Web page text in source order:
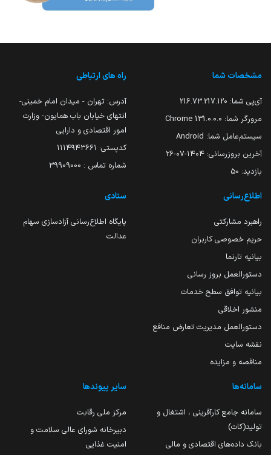
مشخصات شما
آی‌پی شما: 216.73.217.120
مرورگر شما: 131.0.0.0 Chrome
سیستم‌عامل شما: Android
آخرین بروزرسانی: ۱۴۰۴-۰۷-۲۶
بازدید: 50
راه های ارتباطی
آدرس: تهران - میدان امام خمینی-
انتهای خیابان باب همایون- وزارت
امور اقتصادی و دارایی
کدپستی: ۱۱۱۴۹۴۳۶۶۱
شماره تماس : 39909000
اطلاع‌رسانی
راهبرد مشارکتی
حریم خصوصی کاربران
بیانیه تارنما
دستورالعمل بروز رسانی
بیانیه توافق سطح خدمات
منشور اخلاقی
دستورالعمل مدیریت تعارض منافع
نقشه سایت
مناقصه و مزایده
ستادی
پایگاه اطلاع‌رسانی آزادسازی سهام
عدالت
سامانه‌ها
سامانه جامع کارآفرینی ، اشتغال و
تولید(کات)
بانک داده‌های اقتصادی و مالی
سایر پیوندها
مرکز ملی رقابت
دبیرخانه شورای عالی سلامت و
امنیت غذایی